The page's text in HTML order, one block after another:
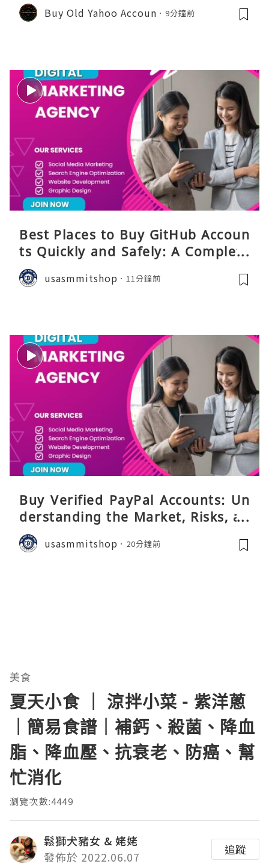
Buy Old Yahoo Accoun 9分鐘前
Best Places to Buy GitHub Accoun
ts Quickly and Safely: A Complete
Guide
usasmmitshop 11分鐘前
Buy Verified PayPal Accounts: Un
derstanding the Market, Risks, an
d Safer Alternatives
usasmmitshop 20分鐘前
美食
夏天小食 ｜ 涼拌小菜 - 紫洋蔥
｜簡易食譜｜補鈣、殺菌、降血
脂、降血壓、抗衰老、防癌、幫
忙消化
瀏覽次數:4449
鬆獅犬豬女 & 姥姥
發佈於 2022.06.07
追蹤